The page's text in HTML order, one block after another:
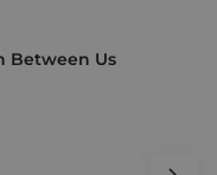
Between Us